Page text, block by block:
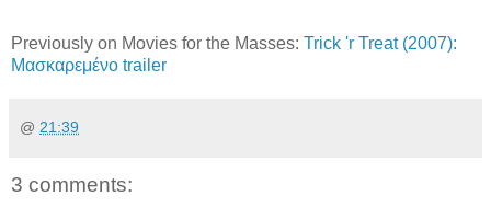
Previously on Movies for the Masses: Trick 'r Treat (2007):
Μασκαρεμένο trailer
@ 21:39
3 comments: